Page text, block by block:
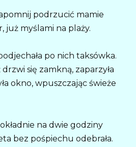
podrzucić mamie
już myślami na plaży.
po nich taksówka.
drzwi się zamkną, zaparzyła
okno, wpuszczając świeże
na dwie godziny
bez pośpiechu odebrała.